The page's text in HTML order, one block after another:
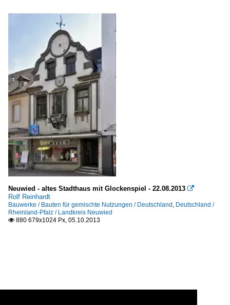
Neuwied - altes Stadthaus mit Glockenspiel - 22.08.2013 
Rolf Reinhardt
Bauwerke / Bauten für gemischte Nutzungen / Deutschland , Deutschland /
Rheinland-Pfalz / Landkreis Neuwied
 880 679x1024 Px, 05.10.2013